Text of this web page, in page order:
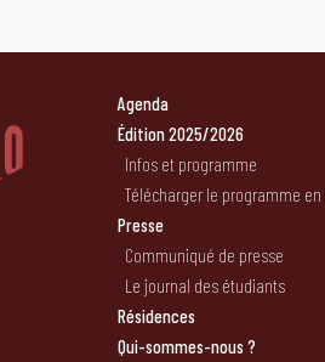
Agenda
Édition 2025/2026
Infos et programme
Télécharger le programme en
Presse
Communiqué de presse
Le journal des étudiants
Résidences
Qui-sommes-nous ?